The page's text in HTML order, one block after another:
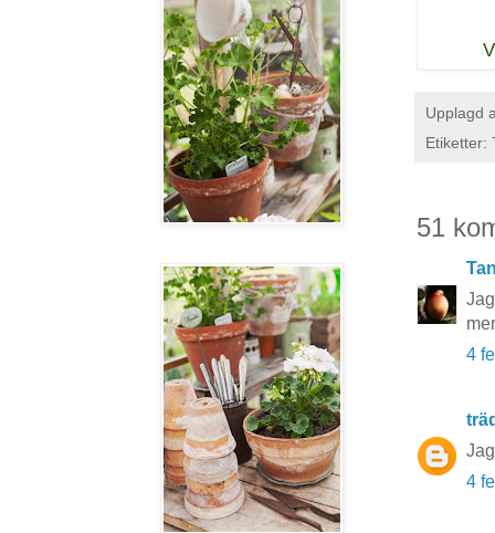
Upplagd
Etiketter:
51
4
4